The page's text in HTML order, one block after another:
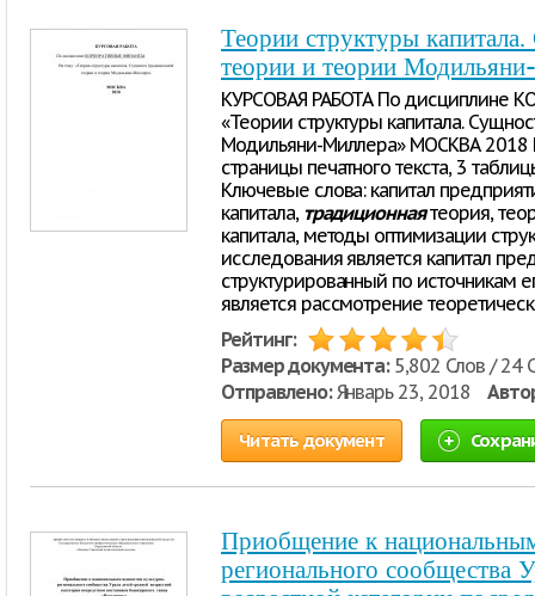
Теории структуры
теории и теории
КУРСОВАЯ РАБОТА По дисциплине
«Теории структуры капитала.
Модильяни-Миллера» МОСКВА 2018
страницы печатного текста, 3
Ключевые слова: капитал
капитала, традиционнаятеория,
капитала, методы оптимизации
исследования является капитал
структурированный по
является рассмотрение
Рейтинг:
Размер документа:5,802 Слов / 24
Отправлено:Январь 23, 2018
Читать документ
Приобщение к
регионального сообщества